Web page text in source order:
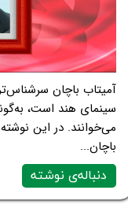
آمیتاب باچان
سینمای هند است،
می‌خوانند. در این
باچان...
دنباله‌ی نوشته